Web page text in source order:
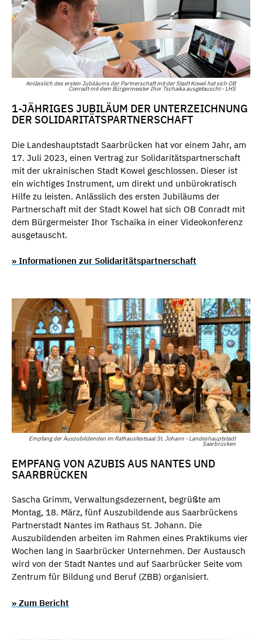
Anlässlich des ersten Jubiläums der Partnerschaft mit der Stadt Kowel hat sich OB
Conradt mit dem Bürgermeister Ihor Tschaika ausgetauscht - LHS
1-JÄHRIGES JUBILÄUM DER UNTERZEICHNUNG
DER SOLIDARITÄTSPARTNERSCHAFT
Die Landeshauptstadt Saarbrücken hat vor einem Jahr, am
17. Juli 2023, einen Vertrag zur Solidaritätspartnerschaft
mit der ukrainischen Stadt Kowel geschlossen. Dieser ist
ein wichtiges Instrument, um direkt und unbürokratisch
Hilfe zu leisten. Anlässlich des ersten Jubiläums der
Partnerschaft mit der Stadt Kowel hat sich OB Conradt mit
dem Bürgermeister Ihor Tschaika in einer Videokonferenz
ausgetauscht.
» Informationen zur Solidaritätspartnerschaft
Empfang der Auszubildenden im Rathausfestsaal St. Johann - Landeshauptstadt
Saarbrücken
EMPFANG VON AZUBIS AUS NANTES UND
SAARBRÜCKEN
Sascha Grimm, Verwaltungsdezernent, begrüßte am
Montag, 18. März, fünf Auszubildende aus Saarbrückens
Partnerstadt Nantes im Rathaus St. Johann. Die
Auszubildenden arbeiten im Rahmen eines Praktikums vier
Wochen lang in Saarbrücker Unternehmen. Der Austausch
wird von der Stadt Nantes und auf Saarbrücker Seite vom
Zentrum für Bildung und Beruf (ZBB) organisiert.
» Zum Bericht